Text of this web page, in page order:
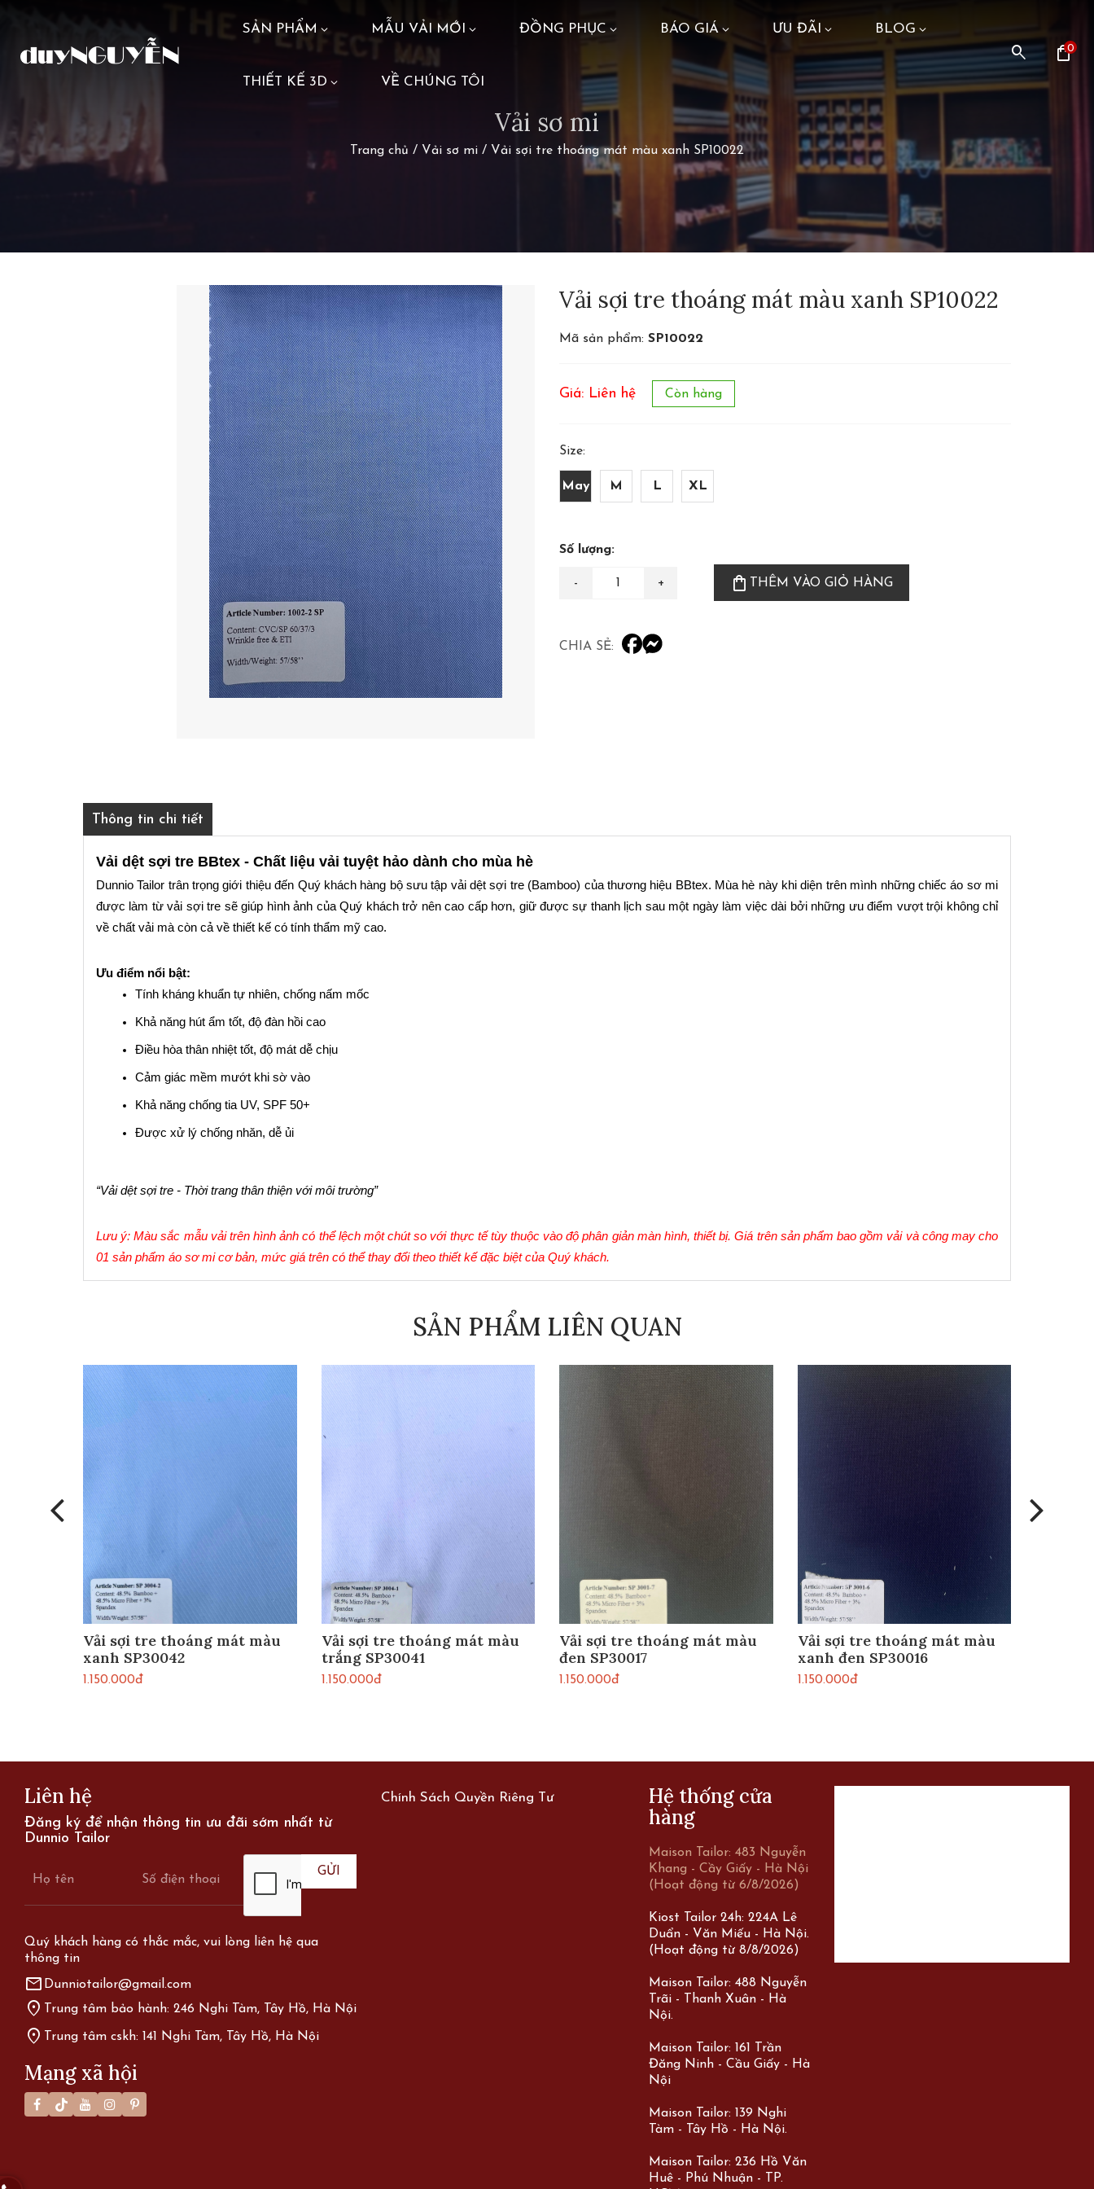
SẢN PHẨM MẪU VẢI MỚI ĐỒNG PHỤC BÁO GIÁ ƯU ĐÃI BLOG
THIẾT KẾ 3D VỀ CHÚNG TÔI
search shopping_bag
0
Vải sơ mi
Trang chủ / Vải sơ mi / Vải sợi tre thoáng mát màu xanh SP10022
Vải sợi tre thoáng mát màu xanh SP10022
Mã sản phẩm: SP10022
Giá: Liên hệ Còn hàng
Size:
May M L XL
Số lượng:
shopping_bag THÊM VÀO GIỎ HÀNG
CHIA SẺ:
Thông tin chi tiết
Vải dệt sợi tre BBtex - Chất liệu vải tuyệt hảo dành cho mùa hè
Dunnio Tailor trân trọng giới thiệu đến Quý khách hàng bộ sưu tập vải dệt sợi tre (Bamboo) của thương hiệu BBtex. Mùa hè này khi diện trên mình những chiếc áo sơ mi
được làm từ vải sợi tre sẽ giúp hình ảnh của Quý khách trở nên cao cấp hơn, giữ được sự thanh lịch sau một ngày làm việc dài bởi những ưu điểm vượt trội không chỉ
về chất vải mà còn cả về thiết kế có tính thẩm mỹ cao.
Ưu điểm nổi bật:
Tính kháng khuẩn tự nhiên, chống nấm mốc
Khả năng hút ẩm tốt, độ đàn hồi cao
Điều hòa thân nhiệt tốt, độ mát dễ chịu
Cảm giác mềm mướt khi sờ vào
Khả năng chống tia UV, SPF 50+
Được xử lý chống nhăn, dễ ủi
“Vải dệt sợi tre - Thời trang thân thiện với môi trường”
Lưu ý: Màu sắc mẫu vải trên hình ảnh có thể lệch một chút so với thực tế tùy thuộc vào độ phân giản màn hình, thiết bị. Giá trên sản phẩm bao gồm vải và công may cho
01 sản phẩm áo sơ mi cơ bản, mức giá trên có thể thay đổi theo thiết kế đặc biệt của Quý khách.
SẢN PHẨM LIÊN QUAN
Vải sợi tre thoáng mát màu
xanh SP30042
1.150.000đ
Vải sợi tre thoáng mát màu
trắng SP30041
1.150.000đ
Vải sợi tre thoáng mát màu
đen SP30017
1.150.000đ
Vải sợi tre thoáng mát màu
xanh đen SP30016
1.150.000đ
Liên hệ
Đăng ký để nhận thông tin ưu đãi sớm nhất từ
Dunnio Tailor
Quý khách hàng có thắc mắc, vui lòng liên hệ qua
thông tin
mail Dunniotailor@gmail.com
location_on Trung tâm bảo hành: 246 Nghi Tàm, Tây Hồ, Hà Nội
location_on Trung tâm cskh: 141 Nghi Tàm, Tây Hồ, Hà Nội
Mạng xã hội
Chính Sách Quyền Riêng Tư
Hệ thống cửa
hàng
Maison Tailor: 483 Nguyễn
Khang - Cầy Giấy - Hà Nội
(Hoạt động từ 6/8/2026)
Kiost Tailor 24h: 224A Lê
Duẩn - Văn Miếu - Hà Nội.
(Hoạt động từ 8/8/2026)
Maison Tailor: 488 Nguyễn
Trãi - Thanh Xuân - Hà
Nội.
Maison Tailor: 161 Trần
Đăng Ninh - Cầu Giấy - Hà
Nội
Maison Tailor: 139 Nghi
Tàm - Tây Hồ - Hà Nội.
Maison Tailor: 236 Hồ Văn
Huê - Phú Nhuận - TP.